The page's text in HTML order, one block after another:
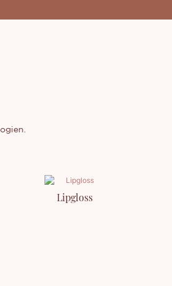
Lipgloss